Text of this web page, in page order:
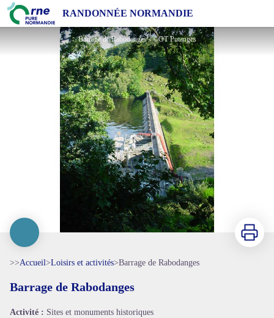
RANDONNÉE NORMANDIE
Barrage de Rabodanges
Barrage de Rabodanges - ©OT Putanges
Imprimer
>>Accueil>Loisirs et activités>Barrage de Rabodanges
Barrage de Rabodanges
Activité : Sites et monuments historiques